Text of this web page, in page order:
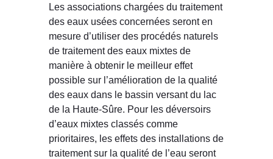
Les associations chargées du traitement
des eaux usées concernées seront en
mesure d’utiliser des procédés naturels
de traitement des eaux mixtes de
manière à obtenir le meilleur effet
possible sur l’amélioration de la qualité
des eaux dans le bassin versant du lac
de la Haute-Sûre. Pour les déversoirs
d’eaux mixtes classés comme
prioritaires, les effets des installations de
traitement sur la qualité de l’eau seront